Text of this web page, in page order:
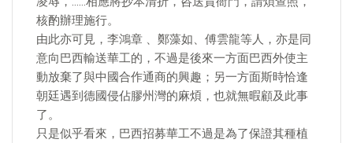
核酌辦理施行。
由此亦可見，李鴻章 、鄭藻如、傅雲龍等人，亦是同
意向巴西輸送華工的，不過是後來一方面巴西外使主
動放棄了與中國合作通商的興趣；另一方面斯時恰逢
朝廷遇到德國侵佔膠州灣的麻煩，也就無暇顧及此事
了。
只是似乎看來，巴西招募華工不過是為了保證其種植